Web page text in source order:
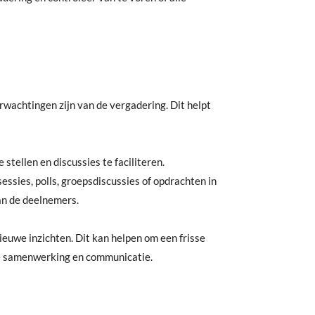
zijn van de vergadering. Dit helpt
en discussies te faciliteren.
polls, groepsdiscussies of opdrachten in
de deelnemers.
inzichten. Dit kan helpen om een frisse
en communicatie.